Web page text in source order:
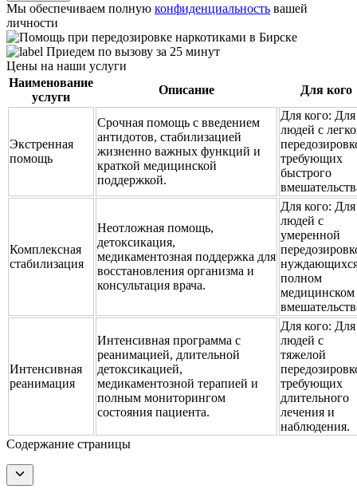
Мы обеспечиваем полную конфиденциальность вашей
личности
Приедем по вызову за 25 минут
Цены на наши услуги
Наименование
услуги
Описание Для кого
Экстренная
помощь
Срочная помощь с введением
антидотов, стабилизацией
жизненно важных функций и
краткой медицинской
поддержкой.
Для кого: Для
людей с
требующих
быстрого
Комплексная
стабилизация
Неотложная помощь,
детоксикация,
медикаментозная поддержка для
восстановления организма и
консультация врача.
Для кого: Для
людей с
умеренной
полном
медицинском
Интенсивная
реанимация
Интенсивная программа с
реанимацией, длительной
детоксикацией,
медикаментозной терапией и
полным мониторингом
состояния пациента.
Для кого: Для
людей с
тяжелой
требующих
длительного
лечения и
наблюдения.
Содержание страницы